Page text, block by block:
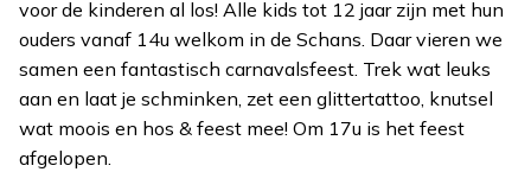
voor de kinderen al los! Alle kids tot 12 jaar zijn met hun
ouders vanaf 14u welkom in de Schans. Daar vieren we
samen een fantastisch carnavalsfeest. Trek wat leuks
aan en laat je schminken, zet een glittertattoo, knutsel
wat moois en hos & feest mee! Om 17u is het feest
afgelopen.